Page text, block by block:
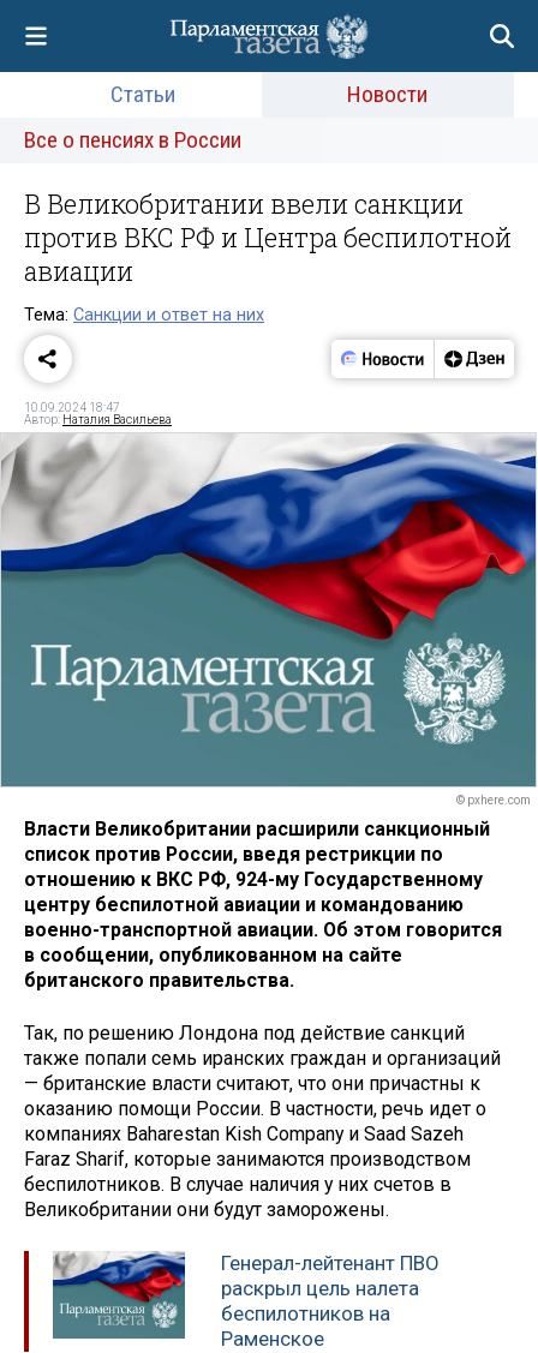
Статьи
Новости
Все о пенсиях в России
В Великобритании ввели санкции
против ВКС РФ и Центра беспилотной
авиации
Тема: Санкции и ответ на них
10.09.2024 18:47
Автор: Наталия Васильева
© pxhere.com
Власти Великобритании расширили санкционный
список против России, введя рестрикции по
отношению к ВКС РФ, 924-му Государственному
центру беспилотной авиации и командованию
военно-транспортной авиации. Об этом говорится
в сообщении, опубликованном на сайте
британского правительства.
Так, по решению Лондона под действие санкций
также попали семь иранских граждан и организаций
— британские власти считают, что они причастны к
оказанию помощи России. В частности, речь идет о
компаниях Baharestan Kish Company и Saad Sazeh
Faraz Sharif, которые занимаются производством
беспилотников. В случае наличия у них счетов в
Великобритании они будут заморожены.
Генерал-лейтенант ПВО
раскрыл цель налета
беспилотников на
Раменское